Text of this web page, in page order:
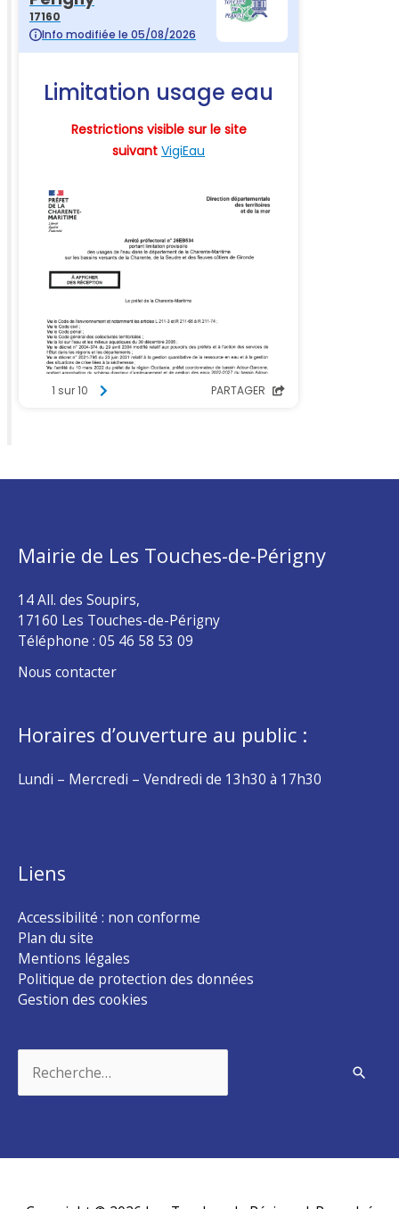
Mairie de Les Touches-de-Périgny
14 All. des Soupirs,
17160 Les Touches-de-Périgny
Téléphone : 05 46 58 53 09
Nous contacter
Horaires d’ouverture au public :
Lundi – Mercredi – Vendredi de 13h30 à 17h30
Liens
Accessibilité : non conforme
Plan du site
Mentions légales
Politique de protection des données
Gestion des cookies